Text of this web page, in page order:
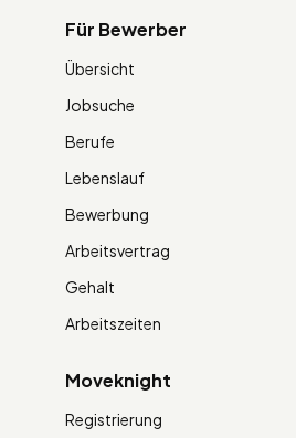
Für Bewerber
Übersicht
Jobsuche
Berufe
Lebenslauf
Bewerbung
Arbeitsvertrag
Gehalt
Arbeitszeiten
Moveknight
Registrierung